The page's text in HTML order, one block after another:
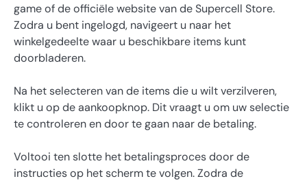
game of de officiële website van de Supercell Store.
Zodra u bent ingelogd, navigeert u naar het
winkelgedeelte waar u beschikbare items kunt
doorbladeren.
Na het selecteren van de items die u wilt verzilveren,
klikt u op de aankoopknop. Dit vraagt u om uw selectie
te controleren en door te gaan naar de betaling.
Voltooi ten slotte het betalingsproces door de
instructies op het scherm te volgen. Zodra de